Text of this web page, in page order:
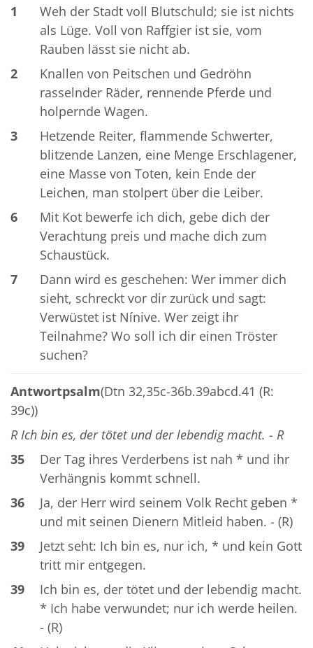
1
Weh der Stadt voll Blutschuld; sie ist nichts
als Lüge. Voll von Raffgier ist sie, vom
Rauben lässt sie nicht ab.
2
Knallen von Peitschen und Gedröhn
rasselnder Räder, rennende Pferde und
holpernde Wagen.
3
Hetzende Reiter, flammende Schwerter,
blitzende Lanzen, eine Menge Erschlagener,
eine Masse von Toten, kein Ende der
Leichen, man stolpert über die Leiber.
6
Mit Kot bewerfe ich dich, gebe dich der
Verachtung preis und mache dich zum
Schaustück.
7
Dann wird es geschehen: Wer immer dich
sieht, schreckt vor dir zurück und sagt:
Verwüstet ist Nínive. Wer zeigt ihr
Teilnahme? Wo soll ich dir einen Tröster
suchen?
Antwortpsalm(Dtn 32,35c-36b.39abcd.41 (R:
39c))
R Ich bin es, der tötet und der lebendig macht. - R
35
Der Tag ihres Verderbens ist nah * und ihr
Verhängnis kommt schnell.
36
Ja, der Herr wird seinem Volk Recht geben *
und mit seinen Dienern Mitleid haben. - (R)
39
Jetzt seht: Ich bin es, nur ich, * und kein Gott
tritt mir entgegen.
39
Ich bin es, der tötet und der lebendig macht.
* Ich habe verwundet; nur ich werde heilen.
- (R)